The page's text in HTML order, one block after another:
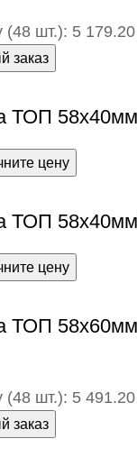
(48 шт.): 5 179.20
заказ
ТОП
цену
ТОП
цену
ТОП
(48 шт.): 5 491.20
заказ